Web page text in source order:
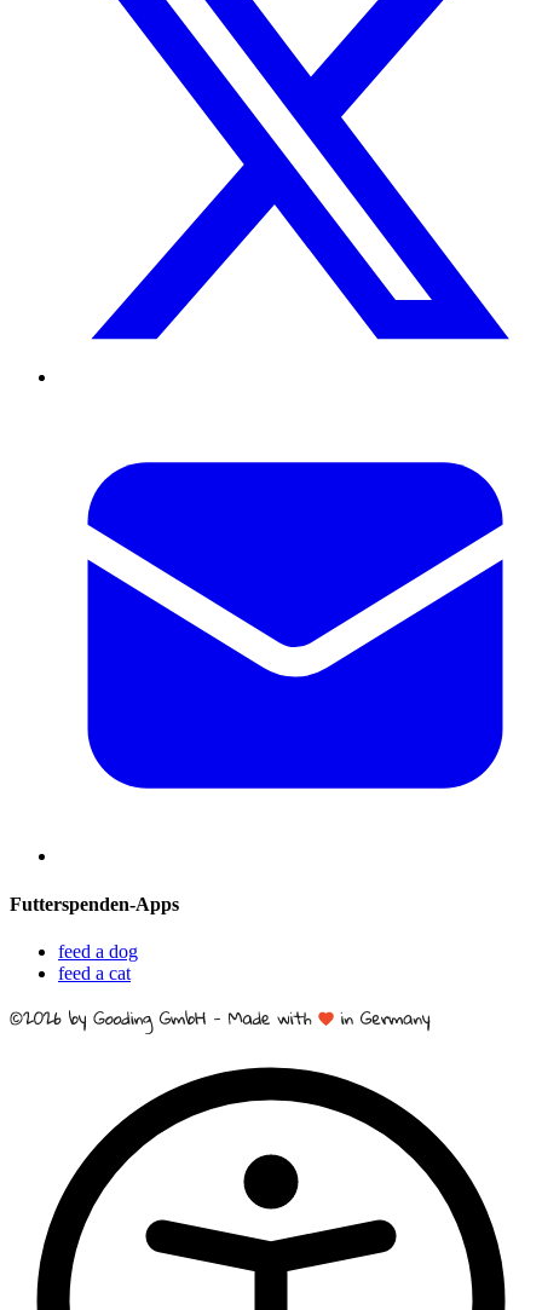
Futterspenden-Apps
feed a dog
feed a cat